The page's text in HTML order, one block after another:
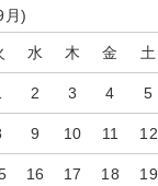
月)
水 木 金 土
2 3 4 5
9 10 11 12
16 17 18 19